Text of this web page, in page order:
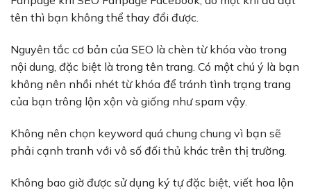
tên thì bạn không thể thay đổi được.
Nguyên tắc cơ bản của SEO là chèn từ khóa vào trong
nội dung, đặc biệt là trong tên trang. Có một chú ý là bạn
không nên nhồi nhét từ khóa để tránh tình trạng trang
của bạn trông lộn xộn và giống như spam vậy.
Không nên chọn keyword quá chung chung vì bạn sẽ
phải cạnh tranh với vô số đối thủ khác trên thị trường.
Không bao giờ được sử dụng ký tự đặc biệt, viết hoa lộn